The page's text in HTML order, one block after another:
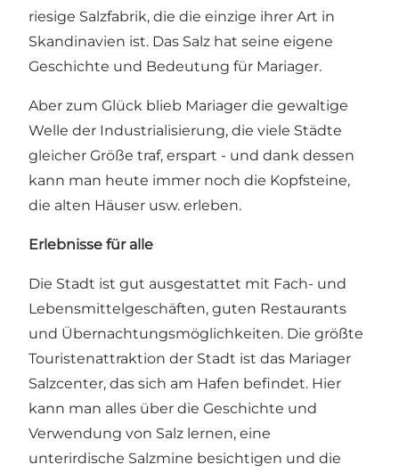
riesige Salzfabrik, die die einzige ihrer Art in
Skandinavien ist. Das Salz hat seine eigene
Geschichte und Bedeutung für Mariager.
Aber zum Glück blieb Mariager die gewaltige
Welle der Industrialisierung, die viele Städte
gleicher Größe traf, erspart - und dank dessen
kann man heute immer noch die Kopfsteine,
die alten Häuser usw. erleben.
Erlebnisse für alle
Die Stadt ist gut ausgestattet mit Fach- und
Lebensmittelgeschäften, guten Restaurants
und Übernachtungsmöglichkeiten. Die größte
Touristenattraktion der Stadt ist das Mariager
Salzcenter, das sich am Hafen befindet. Hier
kann man alles über die Geschichte und
Verwendung von Salz lernen, eine
unterirdische Salzmine besichtigen und die